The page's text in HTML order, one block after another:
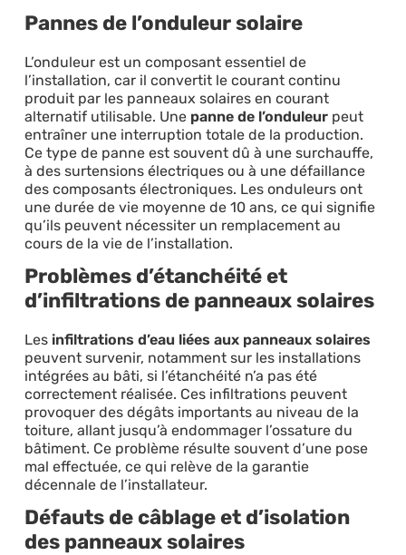
Pannes de l’onduleur solaire
L’onduleur est un composant essentiel de
l’installation, car il convertit le courant continu
produit par les panneaux solaires en courant
alternatif utilisable. Une panne de l’onduleur peut
entraîner une interruption totale de la production.
Ce type de panne est souvent dû à une surchauffe,
à des surtensions électriques ou à une défaillance
des composants électroniques. Les onduleurs ont
une durée de vie moyenne de 10 ans, ce qui signifie
qu’ils peuvent nécessiter un remplacement au
cours de la vie de l’installation.
Problèmes d’étanchéité et
d’infiltrations de panneaux solaires
Les infiltrations d’eau liées aux panneaux solaires
peuvent survenir, notamment sur les installations
intégrées au bâti, si l’étanchéité n’a pas été
correctement réalisée. Ces infiltrations peuvent
provoquer des dégâts importants au niveau de la
toiture, allant jusqu’à endommager l’ossature du
bâtiment. Ce problème résulte souvent d’une pose
mal effectuée, ce qui relève de la garantie
décennale de l’installateur.
Défauts de câblage et d’isolation
des panneaux solaires